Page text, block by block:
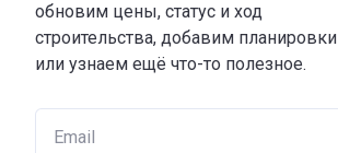
обновим цены, статус и ход
строительства, добавим планировки
или узнаем ещё что-то полезное.